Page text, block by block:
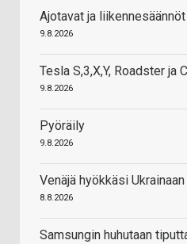
Ajotavat ja liikennesäännöt
9.8.2026
Tesla S,3,X,Y, Roadster ja
9.8.2026
Pyöräily
9.8.2026
Venäjä hyökkäsi
8.8.2026
Samsungin huhutaan